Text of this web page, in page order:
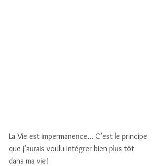
La Vie est impermanence... C’est le principe
que j’aurais voulu intégrer bien plus tôt
dans ma vie!